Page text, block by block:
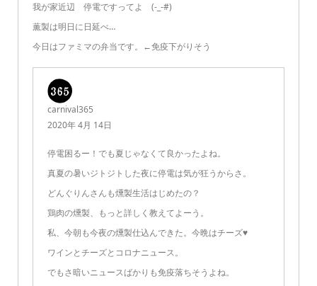
我が家近辺 停電ですってよ (-_-#)
薫製は明日に日延べ…
今日はファミマの弁当です。←免疫下がりそう
carnival365
2020年 4月 14日
停電困るー！でも夏じゃなくて良かったよね。
真夏の暑いジトジトした夜に停電は気が狂うからさ。
どんぐりんさんも燻製生活はじめたの？
鶏肉の燻製、もっと詳しく教えてよーう。
私、今朝も今夜の燻製仕込んできた。今晩はチーズ♥
ワインとチーズとコロナニュース。
でもさ暗いニュースばかりも免疫落ちそうよね。